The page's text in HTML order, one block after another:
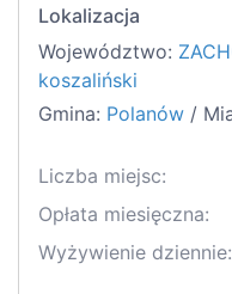
Lokalizacja
Województwo:
koszaliński
Gmina: Polanów /
Liczba miejsc:
Opłata miesięczna:
Wyżywienie dziennie: